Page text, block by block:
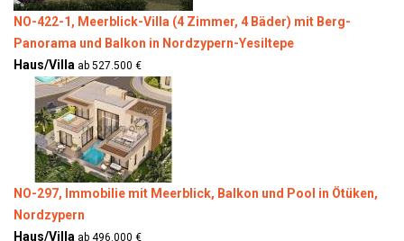
NO-422-1, Meerblick-Villa (4 Zimmer, 4 Bäder) mit Berg-
Panorama und Balkon in Nordzypern-Yesiltepe
Haus/Villa ab 527.500 €
NO-297, Immobilie mit Meerblick, Balkon und Pool in Ötüken,
Nordzypern
Haus/Villa ab 496.000 €